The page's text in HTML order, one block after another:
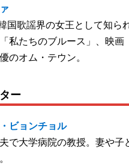
国歌謡界の女王として知ら
私たちのブルース」、映画
のオム・テウン。
ー
ビョンチョル
で大学病院の教授。妻や